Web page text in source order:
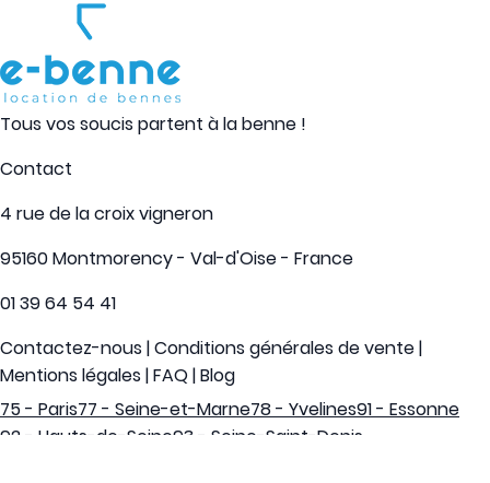
Tous vos soucis partent à la benne !
Contact
4 rue de la croix vigneron
95160 Montmorency - Val-d'Oise - France
01 39 64 54 41
Contactez-nous|Conditions générales de vente|
Mentions légales|FAQ|Blog
75 - Paris77 - Seine-et-Marne78 - Yvelines91 - Essonne
92 - Hauts-de-Seine93 - Seine-Saint-Denis